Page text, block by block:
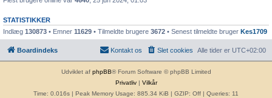
STATISTIKKER
Indlæg 130873 • Emner 11629 • Tilmeldte brugere 3672 • Senest tilmeldte bruger Kes1709
Boardindeks Alle tider er UTC+02:00
Slet cookies
Kontakt os
Udviklet af phpBB® Forum Software © phpBB Limited
Privatliv| Vilkår
Time: 0.016s | Peak Memory Usage: 885.34 KiB | GZIP: Off | Queries: 11